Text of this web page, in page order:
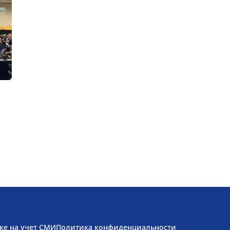
на учет СМИПолитика конфиденциальности